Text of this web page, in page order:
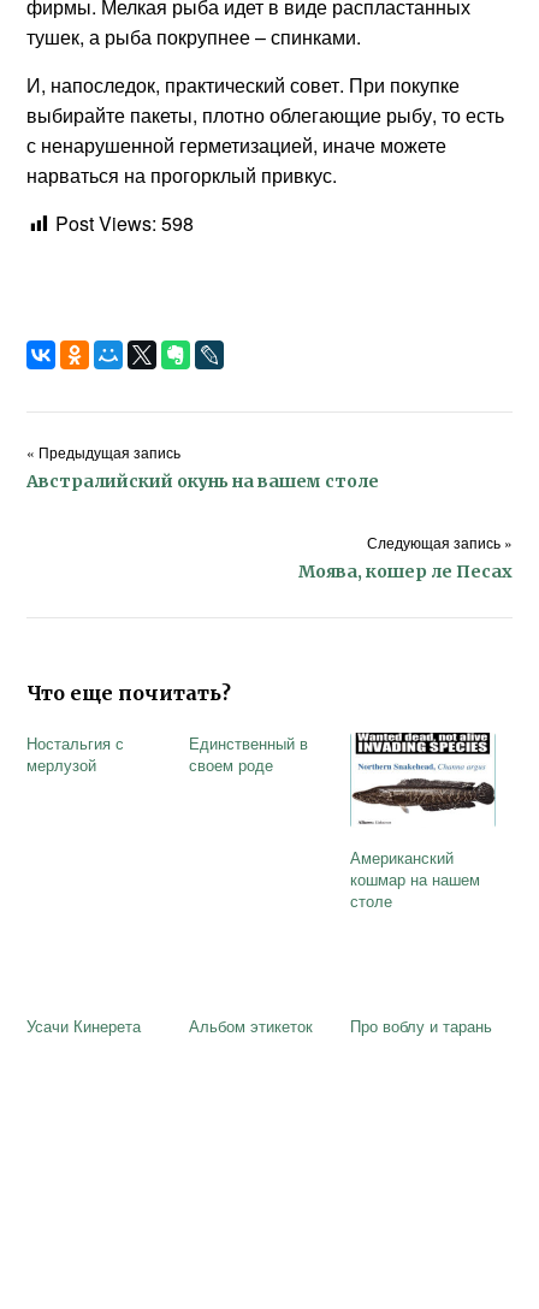
фирмы. Мелкая рыба идет в виде распластанных
тушек, а рыба покрупнее – спинками.
И, напоследок, практический совет. При покупке
выбирайте пакеты, плотно облегающие рыбу, то есть
с ненарушенной герметизацией, иначе можете
нарваться на прогорклый привкус.
Post Views: 598
« Предыдущая запись
Австралийский окунь на вашем столе
Следующая запись »
Моява, кошер ле Песах
Что еще почитать?
Ностальгия с
мерлузой
Единственный в
своем роде
Американский
кошмар на нашем
столе
Усачи Кинерета Альбом этикеток Про воблу и тарань